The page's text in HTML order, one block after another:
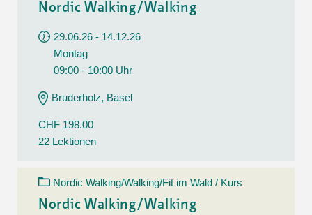
Nordic Walking/Walking
29.06.26 - 14.12.26
Montag
09:00 - 10:00 Uhr
Bruderholz, Basel
CHF 198.00
22 Lektionen
Nordic Walking/Walking/Fit im Wald / Kurs
Nordic Walking/Walking